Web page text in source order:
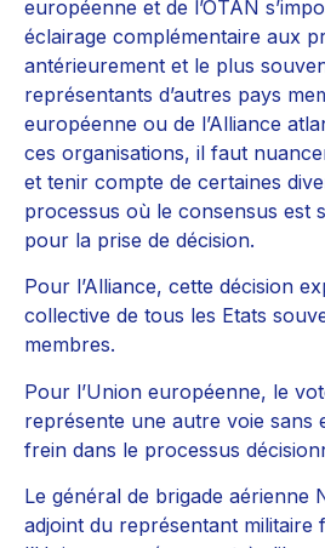
européenne et de l’OTAN
éclairage complémentaire aux
antérieurement et le plus
représentants d’autres pays
européenne ou de l’Alliance
ces organisations, il faut
et tenir compte de certaines
processus où le consensus est
pour la prise de décision.
Pour l’Alliance, cette décision
collective de tous les Etats
membres.
Pour l’Union européenne, le
représente une autre voie sans
frein dans le processus
Le général de brigade aérienne
adjoint du représentant militaire